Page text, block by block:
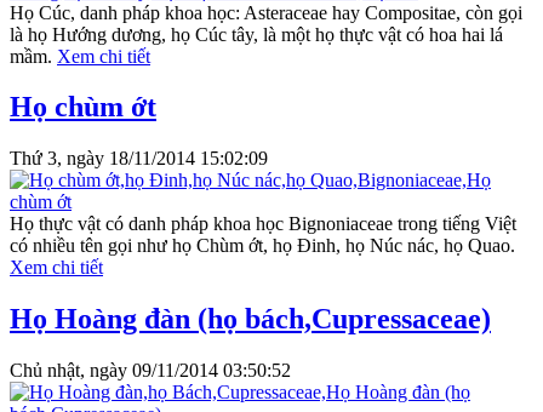
Họ Cúc, danh pháp khoa học: Asteraceae hay Compositae, còn gọi
là họ Hướng dương, họ Cúc tây, là một họ thực vật có hoa hai lá
mầm. Xem chi tiết
Họ chùm ớt
Thứ 3, ngày 18/11/2014 15:02:09
Họ thực vật có danh pháp khoa học Bignoniaceae trong tiếng Việt
có nhiều tên gọi như họ Chùm ớt, họ Đinh, họ Núc nác, họ Quao.
Xem chi tiết
Họ Hoàng đàn (họ bách,Cupressaceae)
Chủ nhật, ngày 09/11/2014 03:50:52